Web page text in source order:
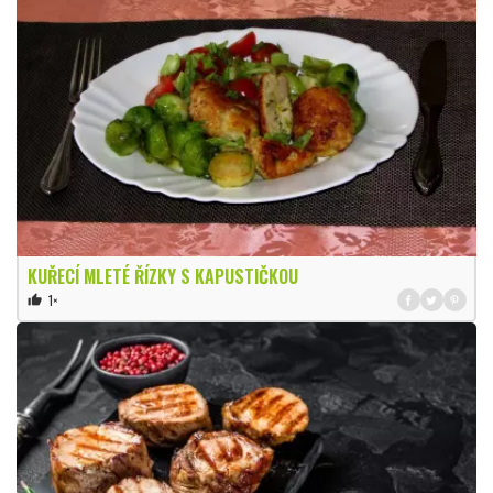
KUŘECÍ MLETÉ ŘÍZKY S KAPUSTIČKOU
thumb_up 1×